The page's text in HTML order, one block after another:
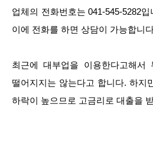
업체의 전화번호는 041-545-5282
이에 전화를 하면 상담이 가능합니
최근에 대부업을 이용한다고해서
떨어지지는 않는다고 합니다. 하지
하락이 높으므로 고금리로 대출을